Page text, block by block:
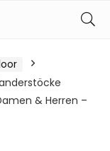
& Herren –